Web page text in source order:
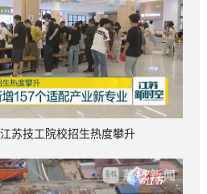
苏技工院校招生热度攀升